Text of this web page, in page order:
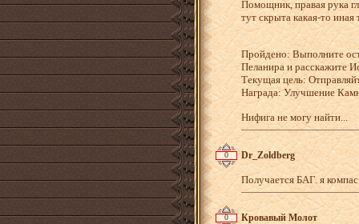
Помощник, правая рука
тут скрыта какая-то иная
Пройдено: Выполните
Пеланира и расскажите
Текущая цель:
Награда: Улучшение
Нифига не могу найти...
0 Dr_Zoldberg
Получается БАГ. я
0 Кровавый Молот